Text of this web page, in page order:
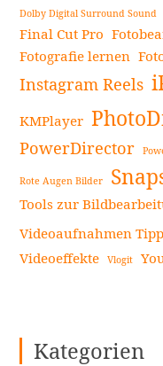
Dolby Digital Surround Sound
Final Cut Pro
Fotografie lernen
Instagram Reels
KMPlayer
PowerDirector
Rote Augen Bilder
Tools zur
Videoaufnahmen
Videoeffekte Vlogit
Kategorien